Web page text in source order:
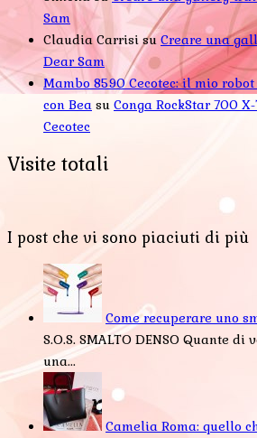
Sam
Claudia Carrisi su Creare una
Dear Sam
Mambo 8590 Cecotec: il mio
con Bea su Conga RockStar 700
Cecotec
Visite totali
I post che vi sono piaciuti di più
Come recuperare uno
S.O.S. SMALTO DENSO Quante di
una...
Camelia Roma: quello